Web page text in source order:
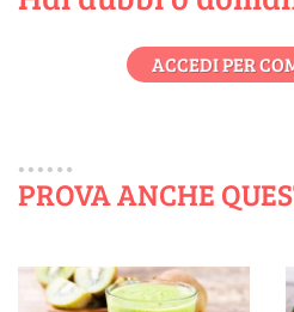
ACCEDI PER
PROVA ANCHE